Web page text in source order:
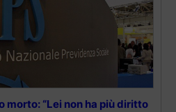
morto: “Lei non ha più diritto